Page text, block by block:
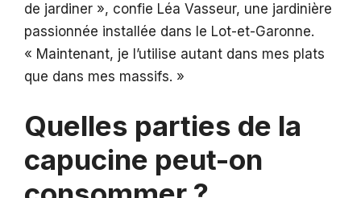
de jardiner », confie Léa Vasseur, une jardinière
passionnée installée dans le Lot-et-Garonne.
« Maintenant, je l’utilise autant dans mes plats
que dans mes massifs. »
Quelles parties de la
capucine peut-on